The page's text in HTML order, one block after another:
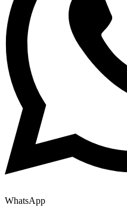
WhatsApp